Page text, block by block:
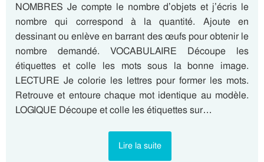
NOMBRES Je compte le nombre d’objets et j’écris le
nombre qui correspond à la quantité. Ajoute en
dessinant ou enlève en barrant des œufs pour obtenir le
nombre demandé. VOCABULAIRE Découpe les
étiquettes et colle les mots sous la bonne image.
LECTURE Je colorie les lettres pour former les mots.
Retrouve et entoure chaque mot identique au modèle.
LOGIQUE Découpe et colle les étiquettes sur…
Lire la suite